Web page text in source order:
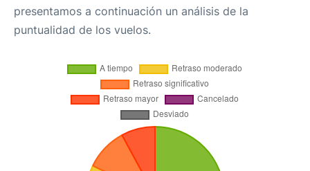
presentamos a continuación un análisis de la
puntualidad de los vuelos.